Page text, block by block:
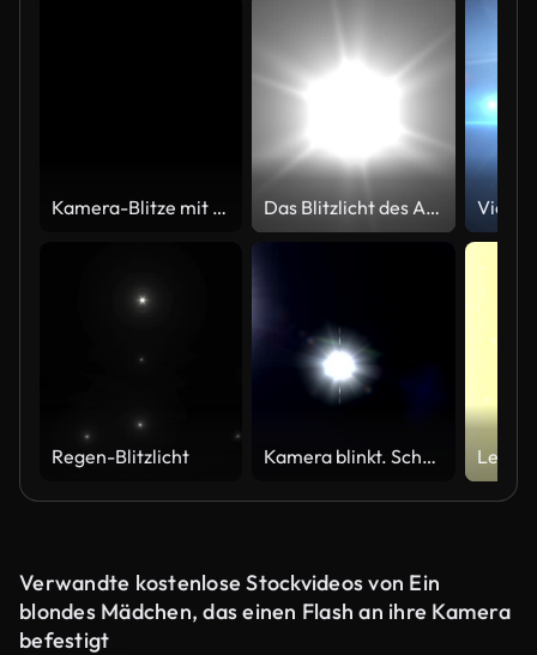
Kamera-Blitze mit Audio-Schwarz & Weiß (Full HD) Das Blitzlicht des Auslösers der Kamera.
Regen-Blitzlicht Kamera blinkt. Schwarz.
Verwandte kostenlose Stockvideos von Ein
blondes Mädchen, das einen Flash an ihre Kamera
befestigt